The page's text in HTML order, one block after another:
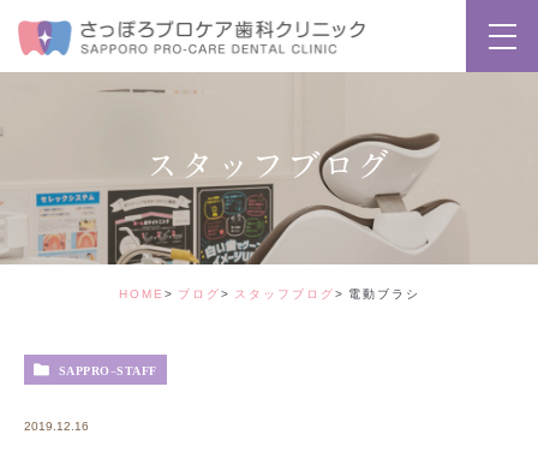
スタッフブログ
HOME ブログ スタッフブログ 電動ブラシ
SAPPRO-STAFF
2019.12.16